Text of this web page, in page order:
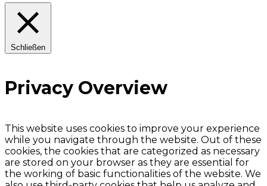
Schließen
Privacy Overview
This website uses cookies to improve your experience
while you navigate through the website. Out of these
cookies, the cookies that are categorized as necessary
are stored on your browser as they are essential for
the working of basic functionalities of the website. We